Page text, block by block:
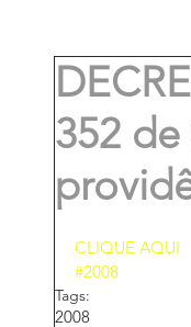
352
CLIQUE AQUI
#2008
Tags:
2008